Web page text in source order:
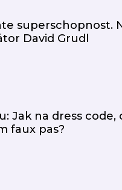
superschopnost.
David Grudl
Jak na dress code,
faux pas?